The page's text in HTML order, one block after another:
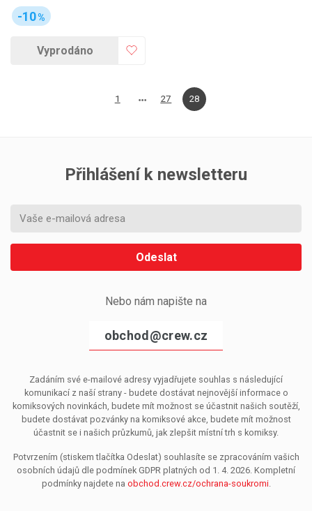
-10%
Vyprodáno
1 27 28
Přihlášení k newsletteru
Odeslat
Nebo nám napište na
obchod@crew.cz
Zadáním své e-mailové adresy vyjadřujete souhlas s následující
komunikací z naší strany - budete dostávat nejnovější informace o
komiksových novinkách, budete mít možnost se účastnit našich soutěží,
budete dostávat pozvánky na komiksové akce, budete mít možnost
účastnit se i našich průzkumů, jak zlepšit místní trh s komiksy.
Potvrzením (stiskem tlačítka Odeslat) souhlasíte se zpracováním vašich
osobních údajů dle podmínek GDPR platných od 1. 4. 2026. Kompletní
podmínky najdete na obchod.crew.cz/ochrana-soukromi.